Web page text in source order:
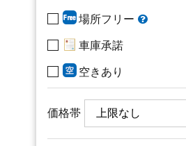
場所フリー
車庫承諾
空きあり
価格帯